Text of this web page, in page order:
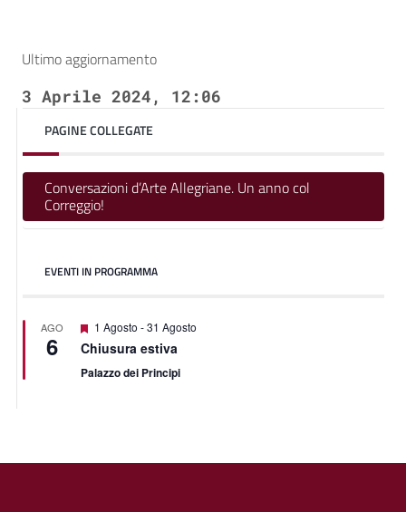
Ultimo aggiornamento
3 Aprile 2024, 12:06
PAGINE COLLEGATE
Conversazioni d’Arte Allegriane. Un anno col
Correggio!
EVENTI IN PROGRAMMA
AGO
6
Featured
1 Agosto -31 Agosto
Chiusura estiva
Palazzo dei Principi